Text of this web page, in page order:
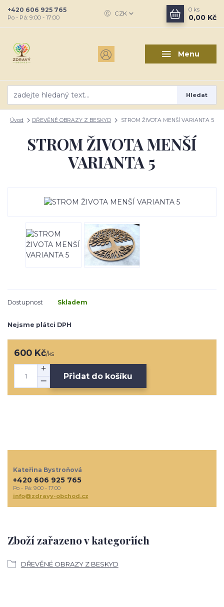
Menu
CZK
Hledat
+420 606 925 765
Po - Pá: 9:00 - 17:00
0 ks
0,00 Kč
Úvod DŘEVĚNÉ OBRAZY Z BESKYD STROM ŽIVOTA MENŠÍ VARIANTA 5
STROM ŽIVOTA MENŠÍ
VARIANTA 5
Dostupnost Skladem
Nejsme plátci DPH
600 Kč/ks
Přidat do košíku
Zboží zařazeno v kategoriích
DŘEVĚNÉ OBRAZY Z BESKYD
Kateřina Bystroňová
+420 606 925 765
Po - Pá: 9:00 - 17:00
info@zdravy-obchod.cz